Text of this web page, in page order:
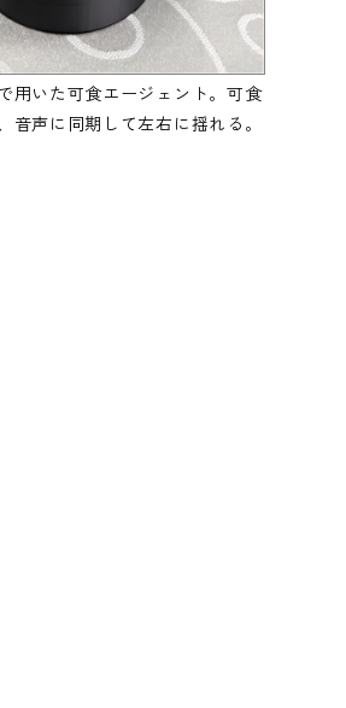
用いた可食エージェント。可食
音声に同期して左右に揺れる。